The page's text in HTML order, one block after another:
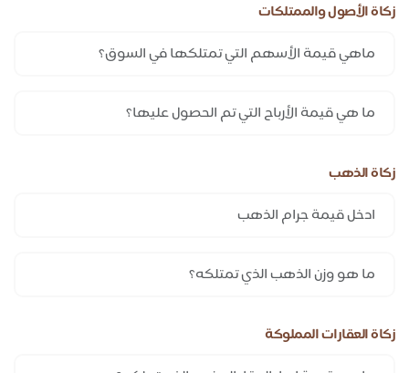
زكاة الأصول والممتلكات
زكاة الذهب
زكاة العقارات المملوكة